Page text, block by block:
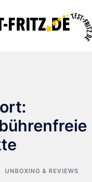
UNBOXING & REVIEWS